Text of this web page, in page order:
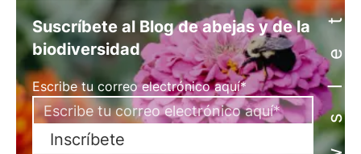
Suscríbete al Blog de abejas y de la
biodiversidad
Escribe tu correo electrónico aquí*
Inscríbete